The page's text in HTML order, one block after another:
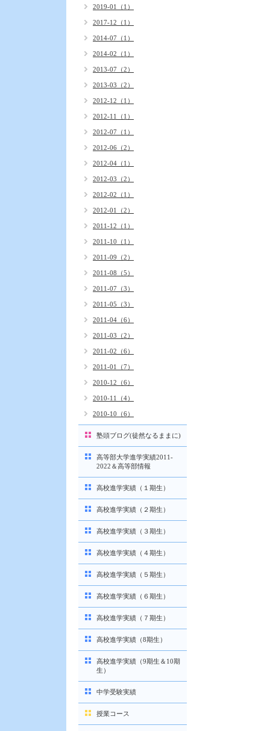
2019-01（1）
2017-12（1）
2014-07（1）
2014-02（1）
2013-07（2）
2013-03（2）
2012-12（1）
2012-11（1）
2012-07（1）
2012-06（2）
2012-04（1）
2012-03（2）
2012-02（1）
2012-01（2）
2011-12（1）
2011-10（1）
2011-09（2）
2011-08（5）
2011-07（3）
2011-05（3）
2011-04（6）
2011-03（2）
2011-02（6）
2011-01（7）
2010-12（6）
2010-11（4）
2010-10（6）
塾頭ブログ(徒然なるままに)
高等部大学進学実績2011-
2022＆高等部情報
高校進学実績（１期生）
高校進学実績（２期生）
高校進学実績（３期生）
高校進学実績（４期生）
高校進学実績（５期生）
高校進学実績（６期生）
高校進学実績（７期生）
高校進学実績（8期生）
高校進学実績（9期生＆10期
生）
中学受験実績
授業コース